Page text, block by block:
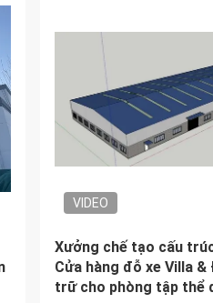
VIDEO
Hợp kim nhôm công
kho thép tiền chế có